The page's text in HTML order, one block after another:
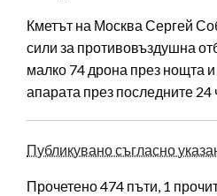
Кметът на Москва Сергей
сили за противовъздушна
малко 74 дрона през нощта
апарата през последните 24
Публикувано съгласно
Прочетено 474 пъти, 1